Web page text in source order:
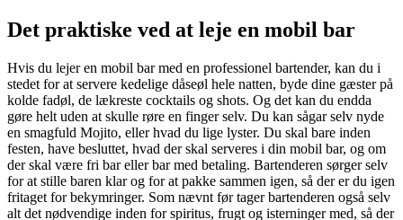
Det praktiske ved at leje en mobil bar
Hvis du lejer en mobil bar med en professionel bartender, kan du i
stedet for at servere kedelige dåseøl hele natten, byde dine gæster på
kolde fadøl, de lækreste cocktails og shots. Og det kan du endda
gøre helt uden at skulle røre en finger selv. Du kan sågar selv nyde
en smagfuld Mojito, eller hvad du lige lyster. Du skal bare inden
festen, have besluttet, hvad der skal serveres i din mobil bar, og om
der skal være fri bar eller bar med betaling. Bartenderen sørger selv
for at stille baren klar og for at pakke sammen igen, så der er du igen
fritaget for bekymringer. Som nævnt før tager bartenderen også selv
alt det nødvendige inden for spiritus, frugt og isterninger med, så der